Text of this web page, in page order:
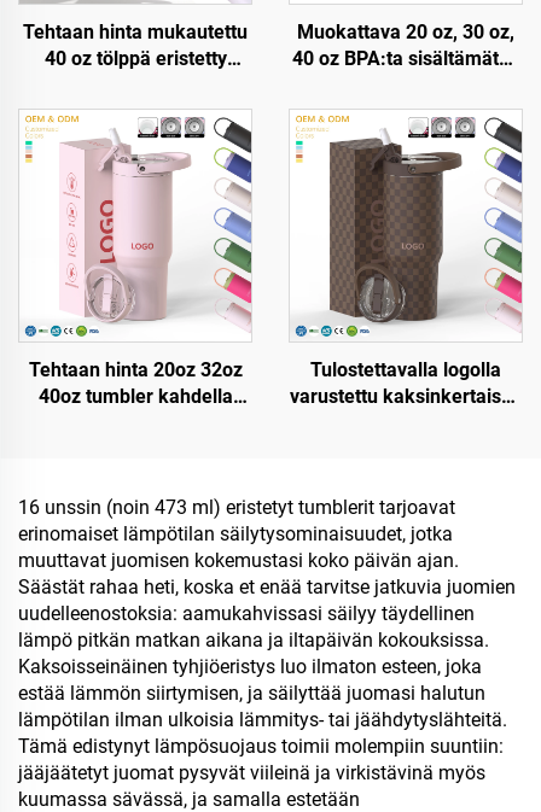
Tehtaan hinta mukautettu
40 oz tölppä eristetty
ruostumaton teräksinen
kaksinkertainen seinämä
matkakuppi pullo kahvalla
ja pilleri kantelella
Muokattava 20 oz, 30 oz,
40 oz BPA:ta sisältämätön
ruostumattomasta
teräksestä valmistettu
kuppi/kannu
vuotosuojatulla kannella,
pajulla ja kahvalla
matkakäyttöön
Tehtaan hinta 20oz 32oz
40oz tumbler kahdella
ruostumaton
terässublimaatiomatkatumbler
Tulostettavalla logolla
varustettu kaksinkertaisen
ruostumatonta terästä, 20
unssia, 32 unssia, 40
unssia, matkatuoppi kansi
katissa lämpimille ja
kylmille juomille
16 unssin (noin 473 ml) eristetyt tumblerit tarjoavat
erinomaiset lämpötilan säilytysominaisuudet, jotka
muuttavat juomisen kokemustasi koko päivän ajan.
Säästät rahaa heti, koska et enää tarvitse jatkuvia juomien
uudelleenostoksia: aamukahvissasi säilyy täydellinen
lämpö pitkän matkan aikana ja iltapäivän kokouksissa.
Kaksoisseinäinen tyhjiöeristys luo ilmaton esteen, joka
estää lämmön siirtymisen, ja säilyttää juomasi halutun
lämpötilan ilman ulkoisia lämmitys- tai jäähdytyslähteitä.
Tämä edistynyt lämpösuojaus toimii molempiin suuntiin:
jääjäätetyt juomat pysyvät viileinä ja virkistävinä myös
kuumassa sävässä, ja samalla estetään